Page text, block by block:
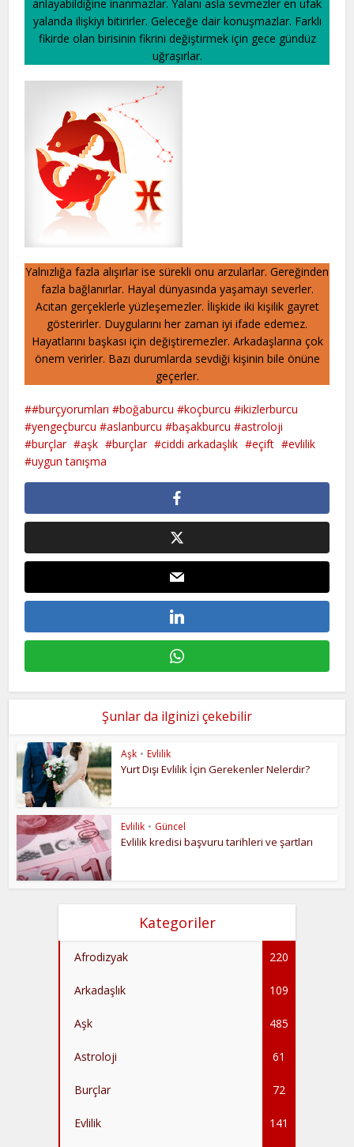
anlayabildiğine inanmazlar. Yalanı asla sevmezler en ufak
yalanda ilişkiyi bitirirler. Geleceğe dair konuşmazlar. Farklı
fikirde olan birisinin fikrini değiştirmek için gece gündüz
uğraşırlar.
Yalnızlığa fazla alışırlar ise sürekli onu arzularlar. Gereğinden
fazla bağlanırlar. Hayal dünyasında yaşamayı severler.
Acıtan gerçeklerle yüzleşemezler. İlişkide iki kişilik gayret
gösterirler. Duygularını her zaman iyi ifade edemez.
Hayatlarını başkası için değiştiremezler. Arkadaşlarına çok
önem verirler. Bazı durumlarda sevdiği kişinin bile önüne
geçerler.
#burçyorumları #boğaburcu #koçburcu #ikizlerburcu
#yengeçburcu #aslanburcu #başakburcu #astroloji
#burçlar
aşk burçlar ciddi arkadaşlık eçift
evlilik
uygun tanışma
Şunlar da ilginizi çekebilir
Aşk • Evlilik
Yurt Dışı Evlilik İçin Gerekenler Nelerdir?
Evlilik • Güncel
Evlilik kredisi başvuru tarihleri ve şartları
Kategoriler
Afrodizyak 220
Arkadaşlık 109
Aşk 485
Astroloji 61
Burçlar 72
Evlilik 141